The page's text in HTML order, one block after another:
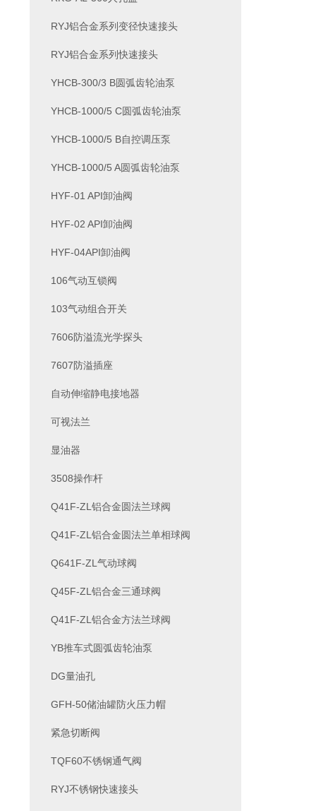
RYJ铝合金系列变径快速接头
RYJ铝合金系列快速接头
YHCB-300/3 B圆弧齿轮油泵
YHCB-1000/5 C圆弧齿轮油泵
YHCB-1000/5 B自控调压泵
YHCB-1000/5 A圆弧齿轮油泵
HYF-01 API卸油阀
HYF-02 API卸油阀
HYF-04API卸油阀
106气动互锁阀
103气动组合开关
7606防溢流光学探头
7607防溢插座
自动伸缩静电接地器
可视法兰
显油器
3508操作杆
Q41F-ZL铝合金圆法兰球阀
Q41F-ZL铝合金圆法兰单相球阀
Q641F-ZL气动球阀
Q45F-ZL铝合金三通球阀
Q41F-ZL铝合金方法兰球阀
YB推车式圆弧齿轮油泵
DG量油孔
GFH-50储油罐防火压力帽
紧急切断阀
TQF60不锈钢通气阀
RYJ不锈钢快速接头